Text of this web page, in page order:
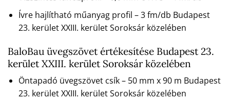
Ívre hajlítható műanyag profil – 3 fm/db Budapest
23. kerület XXIII. kerület Soroksár közelében
BaloBau üvegszövet értékesítése Budapest 23.
kerület XXIII. kerület Soroksár közelében
Öntapadó üvegszövet csík – 50 mm x 90 m Budapest
23. kerület XXIII. kerület Soroksár közelében